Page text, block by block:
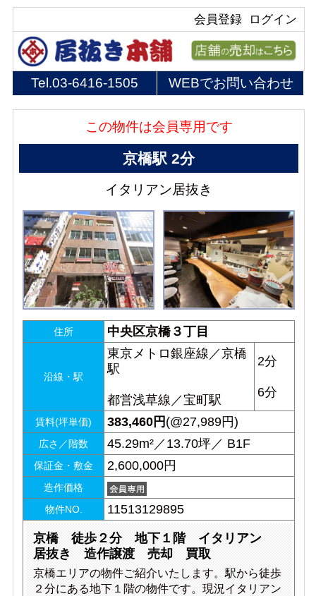
ログイン
会員登録
Tel.03-6416-1505 WEBでお問い合わせ
この物件は会員専用です
京橋駅 2分
イタリアン居抜き
住所 中央区京橋３丁目
沿線・駅
東京メトロ銀座線／京橋
駅
都営浅草線／宝町駅
2分
6分
賃料(坪単価) 383,460円 (@27,989円)
広さ／階数 45.29m²／13.70坪／ B1F
保証金・敷金 2,600,000円
造作価格
物件NO.
11513129895
京橋 徒歩２分 地下１階 イタリアン
居抜き 造作譲渡 売却 買取
京橋エリアの物件ご紹介いたします。駅から徒歩
２分にある地下１階の物件です。現況イタリアン